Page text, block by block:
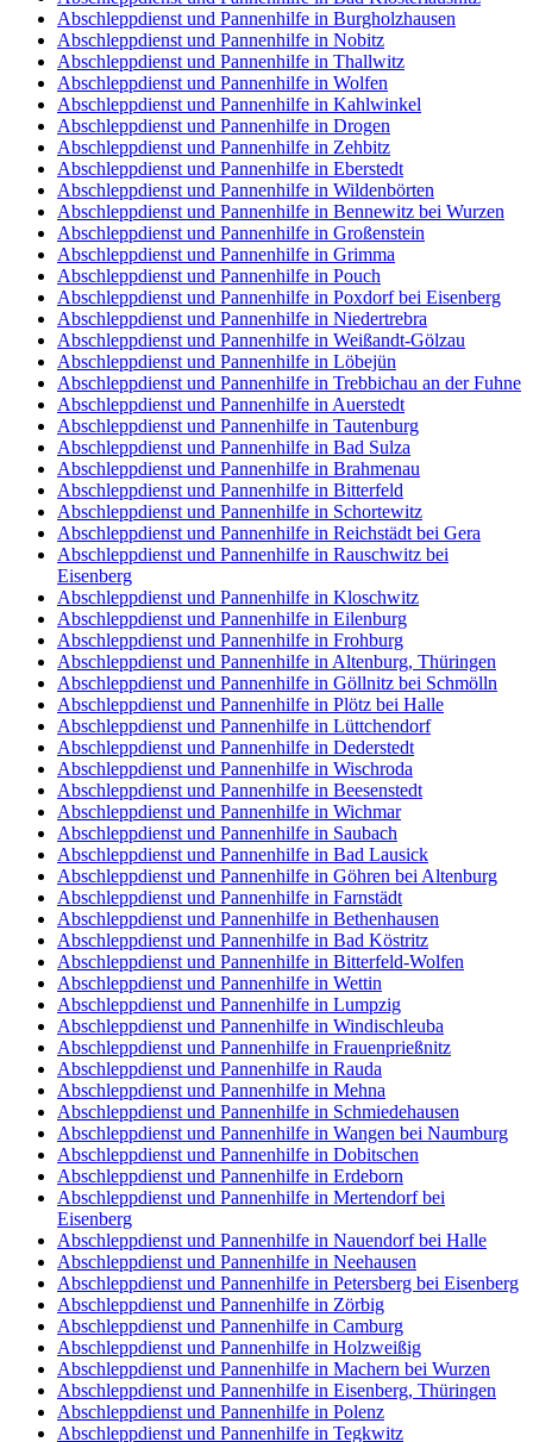
Abschleppdienst und Pannenhilfe in Burgholzhausen
Abschleppdienst und Pannenhilfe in Nobitz
Abschleppdienst und Pannenhilfe in Thallwitz
Abschleppdienst und Pannenhilfe in Wolfen
Abschleppdienst und Pannenhilfe in Kahlwinkel
Abschleppdienst und Pannenhilfe in Drogen
Abschleppdienst und Pannenhilfe in Zehbitz
Abschleppdienst und Pannenhilfe in Eberstedt
Abschleppdienst und Pannenhilfe in Wildenbörten
Abschleppdienst und Pannenhilfe in Bennewitz bei Wurzen
Abschleppdienst und Pannenhilfe in Großenstein
Abschleppdienst und Pannenhilfe in Grimma
Abschleppdienst und Pannenhilfe in Pouch
Abschleppdienst und Pannenhilfe in Poxdorf bei Eisenberg
Abschleppdienst und Pannenhilfe in Niedertrebra
Abschleppdienst und Pannenhilfe in Weißandt-Gölzau
Abschleppdienst und Pannenhilfe in Löbejün
Abschleppdienst und Pannenhilfe in Trebbichau an der Fuhne
Abschleppdienst und Pannenhilfe in Auerstedt
Abschleppdienst und Pannenhilfe in Tautenburg
Abschleppdienst und Pannenhilfe in Bad Sulza
Abschleppdienst und Pannenhilfe in Brahmenau
Abschleppdienst und Pannenhilfe in Bitterfeld
Abschleppdienst und Pannenhilfe in Schortewitz
Abschleppdienst und Pannenhilfe in Reichstädt bei Gera
Abschleppdienst und Pannenhilfe in Rauschwitz bei
Eisenberg
Abschleppdienst und Pannenhilfe in Kloschwitz
Abschleppdienst und Pannenhilfe in Eilenburg
Abschleppdienst und Pannenhilfe in Frohburg
Abschleppdienst und Pannenhilfe in Altenburg, Thüringen
Abschleppdienst und Pannenhilfe in Göllnitz bei Schmölln
Abschleppdienst und Pannenhilfe in Plötz bei Halle
Abschleppdienst und Pannenhilfe in Lüttchendorf
Abschleppdienst und Pannenhilfe in Dederstedt
Abschleppdienst und Pannenhilfe in Wischroda
Abschleppdienst und Pannenhilfe in Beesenstedt
Abschleppdienst und Pannenhilfe in Wichmar
Abschleppdienst und Pannenhilfe in Saubach
Abschleppdienst und Pannenhilfe in Bad Lausick
Abschleppdienst und Pannenhilfe in Göhren bei Altenburg
Abschleppdienst und Pannenhilfe in Farnstädt
Abschleppdienst und Pannenhilfe in Bethenhausen
Abschleppdienst und Pannenhilfe in Bad Köstritz
Abschleppdienst und Pannenhilfe in Bitterfeld-Wolfen
Abschleppdienst und Pannenhilfe in Wettin
Abschleppdienst und Pannenhilfe in Lumpzig
Abschleppdienst und Pannenhilfe in Windischleuba
Abschleppdienst und Pannenhilfe in Frauenprießnitz
Abschleppdienst und Pannenhilfe in Rauda
Abschleppdienst und Pannenhilfe in Mehna
Abschleppdienst und Pannenhilfe in Schmiedehausen
Abschleppdienst und Pannenhilfe in Wangen bei Naumburg
Abschleppdienst und Pannenhilfe in Dobitschen
Abschleppdienst und Pannenhilfe in Erdeborn
Abschleppdienst und Pannenhilfe in Mertendorf bei
Eisenberg
Abschleppdienst und Pannenhilfe in Nauendorf bei Halle
Abschleppdienst und Pannenhilfe in Neehausen
Abschleppdienst und Pannenhilfe in Petersberg bei Eisenberg
Abschleppdienst und Pannenhilfe in Zörbig
Abschleppdienst und Pannenhilfe in Camburg
Abschleppdienst und Pannenhilfe in Holzweißig
Abschleppdienst und Pannenhilfe in Machern bei Wurzen
Abschleppdienst und Pannenhilfe in Eisenberg, Thüringen
Abschleppdienst und Pannenhilfe in Polenz
Abschleppdienst und Pannenhilfe in Tegkwitz